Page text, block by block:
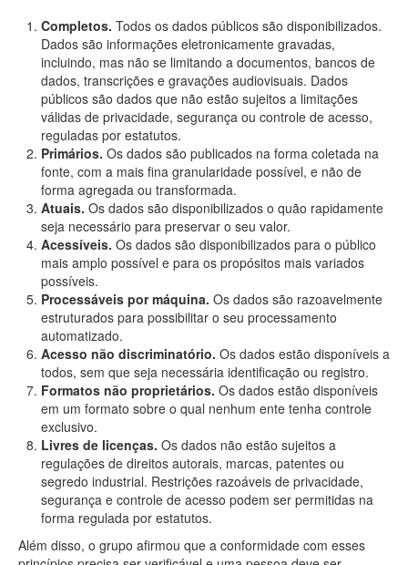
Completos. Todos os dados públicos são disponibilizados.
Dados são informações eletronicamente gravadas,
incluindo, mas não se limitando a documentos, bancos de
dados, transcrições e gravações audiovisuais. Dados
públicos são dados que não estão sujeitos a limitações
válidas de privacidade, segurança ou controle de acesso,
reguladas por estatutos.
Primários. Os dados são publicados na forma coletada na
fonte, com a mais fina granularidade possível, e não de
forma agregada ou transformada.
Atuais. Os dados são disponibilizados o quão rapidamente
seja necessário para preservar o seu valor.
Acessíveis. Os dados são disponibilizados para o público
mais amplo possível e para os propósitos mais variados
possíveis.
Processáveis por máquina. Os dados são razoavelmente
estruturados para possibilitar o seu processamento
automatizado.
Acesso não discriminatório. Os dados estão disponíveis a
todos, sem que seja necessária identificação ou registro.
Formatos não proprietários. Os dados estão disponíveis
em um formato sobre o qual nenhum ente tenha controle
exclusivo.
Livres de licenças. Os dados não estão sujeitos a
regulações de direitos autorais, marcas, patentes ou
segredo industrial. Restrições razoáveis de privacidade,
segurança e controle de acesso podem ser permitidas na
forma regulada por estatutos.
Além disso, o grupo afirmou que a conformidade com esses